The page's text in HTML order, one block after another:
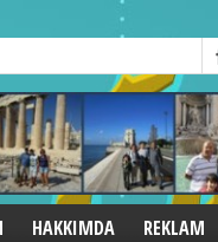
HAKKIMDA REKLAM